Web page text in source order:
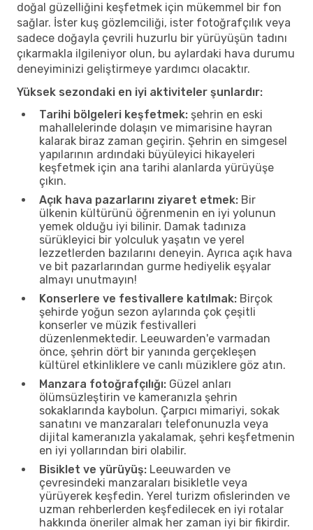
doğal güzelliğini keşfetmek için mükemmel bir fon
sağlar. İster kuş gözlemciliği, ister fotoğrafçılık veya
sadece doğayla çevrili huzurlu bir yürüyüşün tadını
çıkarmakla ilgileniyor olun, bu aylardaki hava durumu
deneyiminizi geliştirmeye yardımcı olacaktır.
Yüksek sezondaki en iyi aktiviteler şunlardır:
Tarihi bölgeleri keşfetmek: şehrin en eski
mahallelerinde dolaşın ve mimarisine hayran
kalarak biraz zaman geçirin. Şehrin en simgesel
yapılarının ardındaki büyüleyici hikayeleri
keşfetmek için ana tarihi alanlarda yürüyüşe
çıkın.
Açık hava pazarlarını ziyaret etmek: Bir
ülkenin kültürünü öğrenmenin en iyi yolunun
yemek olduğu iyi bilinir. Damak tadınıza
sürükleyici bir yolculuk yaşatın ve yerel
lezzetlerden bazılarını deneyin. Ayrıca açık hava
ve bit pazarlarından gurme hediyelik eşyalar
almayı unutmayın!
Konserlere ve festivallere katılmak: Birçok
şehirde yoğun sezon aylarında çok çeşitli
konserler ve müzik festivalleri
düzenlenmektedir. Leeuwarden'e varmadan
önce, şehrin dört bir yanında gerçekleşen
kültürel etkinliklere ve canlı müziklere göz atın.
Manzara fotoğrafçılığı: Güzel anları
ölümsüzleştirin ve kameranızla şehrin
sokaklarında kaybolun. Çarpıcı mimariyi, sokak
sanatını ve manzaraları telefonunuzla veya
dijital kameranızla yakalamak, şehri keşfetmenin
en iyi yollarından biri olabilir.
Bisiklet ve yürüyüş: Leeuwarden ve
çevresindeki manzaraları bisikletle veya
yürüyerek keşfedin. Yerel turizm ofislerinden ve
uzman rehberlerden keşfedilecek en iyi rotalar
hakkında öneriler almak her zaman iyi bir fikirdir.